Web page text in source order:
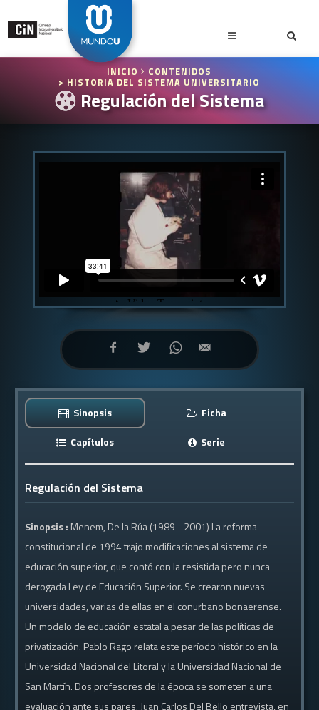
INICIO CONTENIDOS
> HISTORIA DEL SISTEMA UNIVERSITARIO
Regulación del Sistema
Sinopsis
Ficha
Capítulos
Serie
Regulación del Sistema
Sinopsis : Menem, De la Rúa (1989 - 2001) La reforma
constitucional de 1994 trajo modificaciones al sistema de
educación superior, que contó con la resistida pero nunca
derogada Ley de Educación Superior. Se crearon nuevas
universidades, varias de ellas en el conurbano bonaerense.
Un modelo de educación estatal a pesar de las políticas de
privatización. Pablo Rago relata este período histórico en la
Universidad Nacional del Litoral y la Universidad Nacional de
San Martín. Dos profesores de la época se someten a una
evaluación ante sus pares. Juan Carlos Del Bello entrevista, en